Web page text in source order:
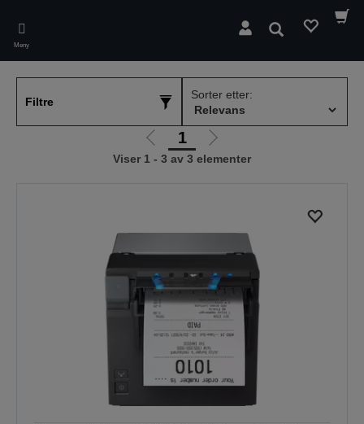
main
content
Meny
Søk
Filtre
Sorter etter:
Gå
til
1
Gå
til
Viser 1 - 3 av 3 elementer